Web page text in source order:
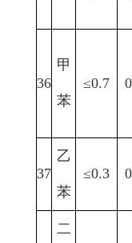
36
甲
苯
≤0.7
37
乙
苯
≤0.3
二